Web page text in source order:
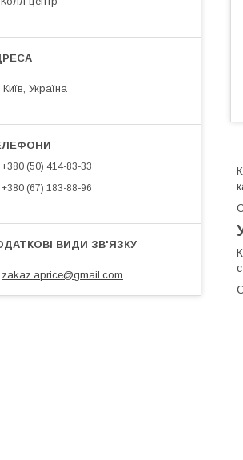
Київ, Україна
+380 (50) 414-83-33
+380 (67) 183-88-96
zakaz.aprice@gmail.com